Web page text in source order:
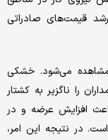
قیمت‌‌های صادراتی
می‌شود. خشکی
را ناگزیر به کشتار
افزایش عرضه و در
در نتیجه این امر،